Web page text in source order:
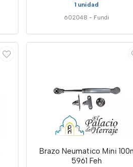
1 unidad
602048 - Fundi
Brazo Neumatico Mini 100n
5961 Feh